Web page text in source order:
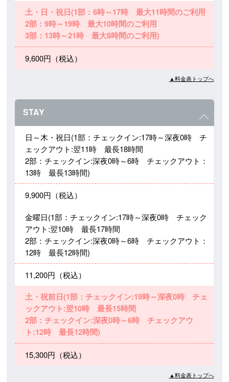
土・日・祝日(1部：6時～17時 最大11時間のご利用
2部：9時～19時 最大10時間のご利用
3部：13時～21時 最大8時間のご利用)
9,600円（税込）
▲料金表トップへ
STAY
日～木・祝日(1部：チェックイン:17時～深夜0時 チ
ェックアウト:翌11時 最長18時間
2部：チェックイン:深夜0時～6時 チェックアウト：
13時 最長13時間)
9,900円（税込）
金曜日(1部：チェックイン:17時～深夜0時 チェック
アウト:翌10時 最長17時間
2部：チェックイン:深夜0時～6時 チェックアウト：
12時 最長12時間)
11,200円（税込）
土・祝前日(1部：チェックイン:19時～深夜0時 チェ
ックアウト:翌10時 最長15時間
2部：チェックイン:深夜0時～6時 チェックアウ
ト:12時 最長12時間)
15,300円（税込）
▲料金表トップへ